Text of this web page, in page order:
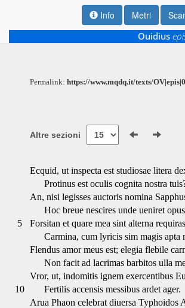
Info Metri
Ouidius
Permalink: https://www.mqdq.it/texts/
Altre sezioni
Ecquid, ut inspecta est studiosae litera
Protinus est oculis cognita nostra
An, nisi legisses auctoris nomina
Hoc breue nescires unde ueniret
5
Forsitan et quare mea sint alterna requiras
Carmina, cum lyricis sim magis apta
Flendus amor meus est; elegia flebile
Non facit ad lacrimas barbitos ulla
Vror, ut, indomitis ignem exercentibus
10
Fertilis accensis messibus ardet ager.
Arua Phaon celebrat diuersa Typhoidos